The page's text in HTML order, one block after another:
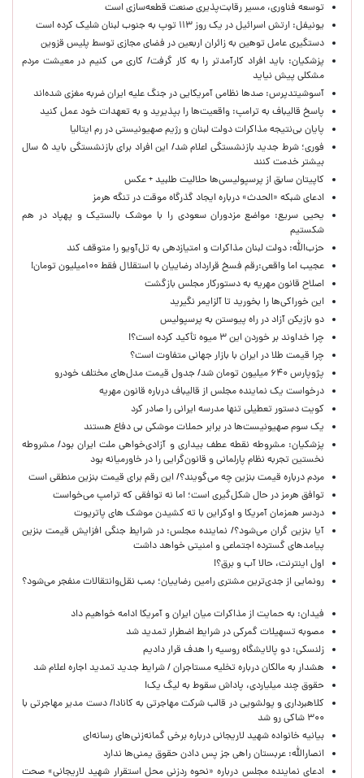
توسعه فناوری، مسیر رقابت‌پذیری صنعت قطعه‌سازی است
یونیفل: ارتش اسرائیل در یک روز ۱۱۳ توپ به جنوب لبنان شلیک کرده است
دستگیری عامل توهین به زائران اربعین در فضای مجازی توسط پلیس قزوین
پزشکیان: باید افراد کارآمدتر را به کار گرفت/ کاری می کنیم در معیشت مردم
مشکلی پیش نیاید
آسوشیتدپرس: صدها نظامی آمریکایی در جنگ علیه ایران ضربه مغزی شده‌اند
پاسخ قالیباف به ترامپ: واقعیت‌ها را بپذیرید و به تعهدات خود عمل کنید
پایان بی‌نتیجه مذاکرات دولت لبنان و رژیم صهیونیستی در رم ایتالیا
فوری؛ شرط جدید بازنشستگی اعلام شد/ این افراد برای بازنشستگی باید ۵ سال
بیشتر خدمت کنند
کاپیتان سابق از پرسپولیسی‌ها حلالیت طلبید + عکس
ادعای شبکه «الحدث» درباره ایجاد گذرگاه موقت در تنگه هرمز
یحیی سریع: مواضع مزدوران سعودی را با موشک بالستیک و پهپاد در هم
شکستیم
حزب‌الله: دولت لبنان مذاکرات و امتیازدهی به تل‌آویو را متوقف کند
عجیب اما واقعی:رقم فسخ قرارداد رضاییان با استقلال فقط ۱۰۰میلیون تومان!
اصلاح قانون مهریه به دستورکار مجلس بازگشت
این خوراکی‌ها را بخورید تا آلزایمر نگیرید
دو بازیکن آزاد در راه پیوستن به پرسپولیس
چرا خداوند بر خوردن این ۳ میوه تأکید کرده است؟!
چرا قیمت طلا در ایران با بازار جهانی متفاوت است؟
پژوپارس ۶۴۰ میلیون تومان شد/ جدول قیمت مدل‌های مختلف خودرو
درخواست یک نماینده مجلس از قالیباف درباره قانون مهریه
کویت دستور تعطیلی تنها مدرسه ایرانی را صادر کرد
یک‌ سوم صهیونیست‌ها در برابر حملات موشکی بی دفاع هستند
پزشکیان: مشروطه نقطه عطف بیداری و آزادی‌خواهی ملت ایران بود/ مشروطه
نخستین تجربه نظام پارلمانی و قانون‌گرایی را در خاورمیانه بود
مردم درباره قیمت بنزین چه می‌گویند؟/ این رقم برای قیمت بنزین منطقی است
توافق هرمز در حال شکل‌گیری است؛ اما نه توافقی که ترامپ می‌خواست
دردسر همزمان آمریکا و اوکراین با ته کشیدن موشک های پاتریوت
آیا بنزین گران می‌شود؟/ نماینده مجلس: در شرایط جنگی افزایش قیمت بنزین
پیامدهای گسترده اجتماعی و امنیتی خواهد داشت
اول اینترنت، حالا آب و برق؟!
رونمایی از جدی‌ترین مشتری رامین رضاییان؛ بمب نقل‌وانتقالات منفجر می‌شود؟
فیدان: به حمایت از مذاکرات میان ایران و آمریکا ادامه خواهیم داد
مصوبه تسهیلات گمرکی در شرایط اضطرار تمدید شد
زلنسکی: دو پالایشگاه روسیه را هدف قرار دادیم
هشدار به مالکان درباره تخلیه مستاجران / شرایط جدید تمدید اجاره اعلام شد
حقوق چند میلیاردی، پاداش سقوط به لیگ یک!
کلاهبرداری و پولشویی در قالب شرکت مهاجرتی به کانادا/ دست مدیر مهاجرتی با
۳۰۰ شاکی رو شد
بیانیه خانواده شهید لاریجانی درباره برخی گمانه‌زنی‌های رسانه‌ای
انصارالله: عربستان راهی جز پس دادن حقوق یمنی‌ها ندارد
ادعای نماینده مجلس درباره «نحوه ردزنی محل استقرار شهید لاریجانی» صحت